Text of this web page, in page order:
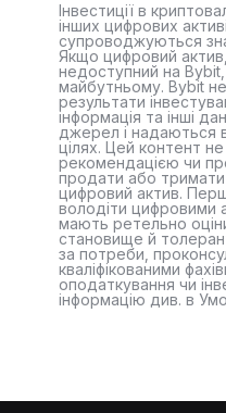
Інвестиції в
інших цифрових
супроводжуються
Якщо цифровий
недоступний на
майбутньому. Bybit не
результати
інформація та інші
джерел і надаються
цілях. Цей контент
рекомендацією чи
продати або тримати
цифровий актив.
володіти цифровими
мають ретельно
становище й
за потреби,
кваліфікованими
оподаткування чи
інформацію див. в